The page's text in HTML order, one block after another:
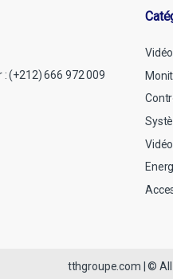
(+212) 666 972 009
tthgroupe.com | © All